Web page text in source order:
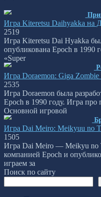
Игра Kiteretsu Daihyakka на
2519
Игра Kiteretsu Dai Hyakka
опубликована Epoch в 1990
«Super
Игра Doraemon: Giga
2535
Игра Doraemon была
Epoch в 1990 году. Игра про
Основной игровой
Игра Dai Meiro: Meikyuu no
1 505
Игра Dai Meiro — Meikyu no
компанией Epoch и
играем за
Поиск по сайту